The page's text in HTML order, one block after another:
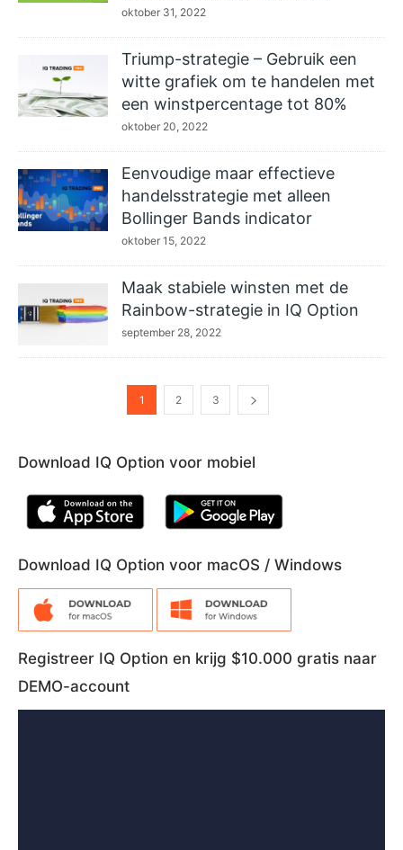
oktober 31, 2022
Triump-strategie – Gebruik een
witte grafiek om te handelen met
een winstpercentage tot 80%
oktober 20, 2022
Eenvoudige maar effectieve
handelsstrategie met alleen
Bollinger Bands indicator
oktober 15, 2022
Maak stabiele winsten met de
Rainbow-strategie in IQ Option
september 28, 2022
1 2 3
Download IQ Option voor mobiel
Download IQ Option voor macOS / Windows
Registreer IQ Option en krijg $10.000 gratis naar
DEMO-account